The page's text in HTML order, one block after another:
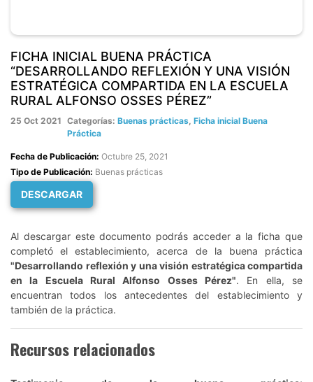
FICHA INICIAL BUENA PRÁCTICA
“DESARROLLANDO REFLEXIÓN Y UNA VISIÓN
ESTRATÉGICA COMPARTIDA EN LA ESCUELA
RURAL ALFONSO OSSES PÉREZ”
25 Oct 2021 Categorías: Buenas prácticas Ficha inicial Buena
Práctica
Fecha de Publicación: Octubre 25, 2021
Tipo de Publicación: Buenas prácticas
DESCARGAR
Al descargar este documento podrás acceder a la ficha que
completó el establecimiento, acerca de la buena práctica
"Desarrollando reflexión y una visión estratégica compartida
en la Escuela Rural Alfonso Osses Pérez". En ella, se
encuentran todos los antecedentes del establecimiento y
también de la práctica.
Recursos relacionados